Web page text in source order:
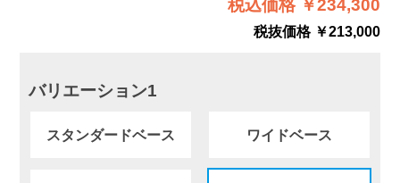
税込価格 ￥234,300
税抜価格 ￥213,000
バリエーション1
スタンダードベース ワイドベース